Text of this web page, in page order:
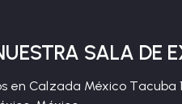
SALA DE
en Calzada México Tacuba